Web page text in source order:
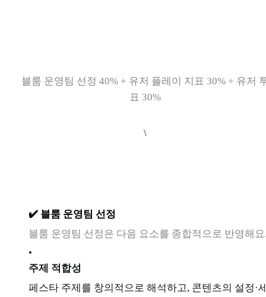
블룸 운영팀 선정 40% + 유저 플레이 지표 30% + 유저
표 30%
\
✔️ 블룸 운영팀 선정
블룸 운영팀 선정은 다음 요소를 종합적으로 반영해
•
주제 적합성
페스타 주제를 창의적으로 해석하고, 콘텐츠의 설정·